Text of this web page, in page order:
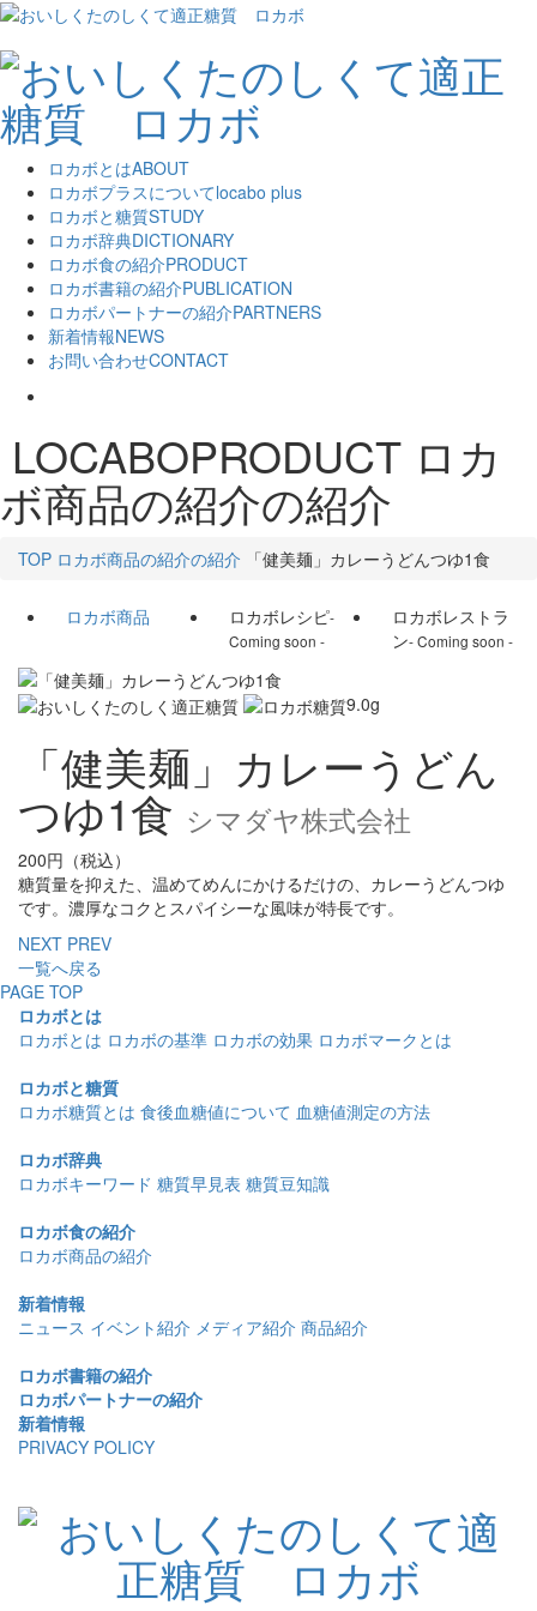
ロカボとはABOUT
ロカボプラスについてlocabo plus
ロカボと糖質STUDY
ロカボ辞典DICTIONARY
ロカボ食の紹介PRODUCT
ロカボ書籍の紹介PUBLICATION
ロカボパートナーの紹介PARTNERS
新着情報NEWS
お問い合わせCONTACT
LOCABOPRODUCT ロカ
ボ商品の紹介の紹介
TOP ロカボ商品の紹介の紹介 「健美麺」カレーうどんつゆ1食
ロカボ商品 ロカボレシピ-
Coming soon -
ロカボレストラ
ン- Coming soon -
9.0g
「健美麺」カレーうどん
つゆ1食 シマダヤ株式会社
200円（税込）
糖質量を抑えた、温めてめんにかけるだけの、カレーうどんつゆ
です。濃厚なコクとスパイシーな風味が特長です。
NEXT PREV
一覧へ戻る
PAGE TOP
ロカボとは
ロカボとは ロカボの基準 ロカボの効果 ロカボマークとは
ロカボと糖質
ロカボ糖質とは 食後血糖値について 血糖値測定の方法
ロカボ辞典
ロカボキーワード 糖質早見表 糖質豆知識
ロカボ食の紹介
ロカボ商品の紹介
新着情報
ニュース イベント紹介 メディア紹介 商品紹介
ロカボ書籍の紹介
ロカボパートナーの紹介
新着情報
PRIVACY POLICY